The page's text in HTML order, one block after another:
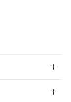
共同利
法人を
明書
する